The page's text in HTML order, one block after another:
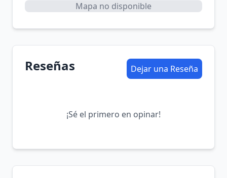
Mapa no disponible
Reseñas Dejar una Reseña
¡Sé el primero en opinar!